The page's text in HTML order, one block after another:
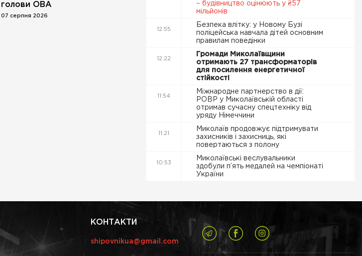
голови ОВА
07 серпня 2026
– будівництво оцінюють у ₴57
мільйонів
12:55
Безпека влітку: у Новому Бузі
поліцейська навчала дітей основним
правилам поведінки
12:22
Громади Миколаївщини
отримають 27 трансформаторів
для посилення енергетичної
стійкості
11:54
Міжнародне партнерство в дії:
РОВР у Миколаївській області
отримав сучасну спецтехніку від
уряду Німеччини
11:21
Миколаїв продовжує підтримувати
захисників і захисниць, які
повертаються з полону
10:53
Миколаївські веслувальники
здобули п’ять медалей на чемпіонаті
України
КОНТАКТИ
shipovnikua@gmail.com